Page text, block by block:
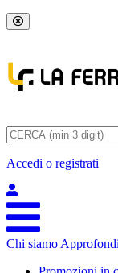
Accedi o registrati
Chi siamo